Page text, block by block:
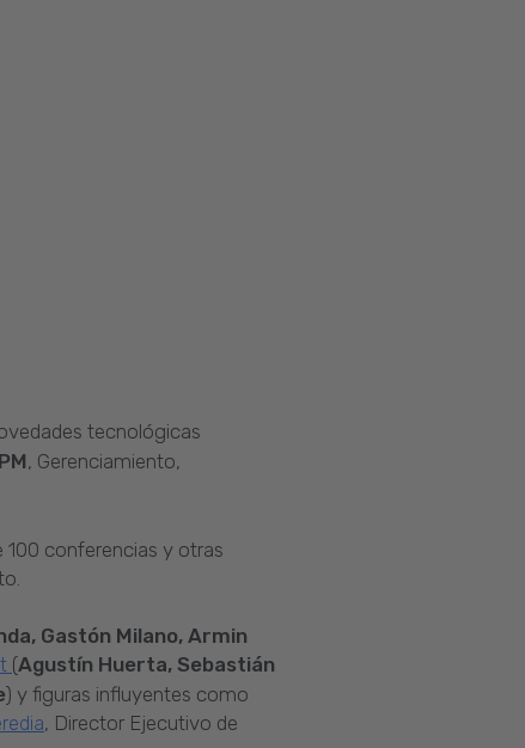
tecnológicas
, Gerenciamiento,
conferencias y otras
Gastón Milano, Armin
(Agustín Huerta, Sebastián
) y figuras influyentes como
, Director Ejecutivo de